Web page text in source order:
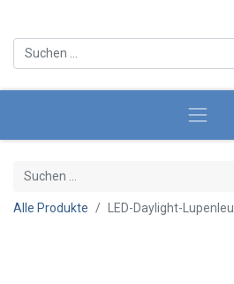
Alle Produkte LED-Daylight-